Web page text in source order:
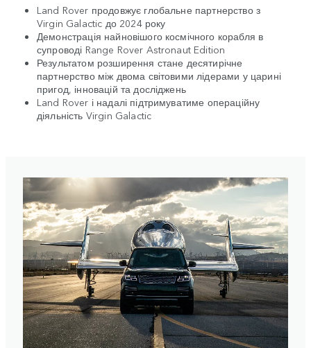
Land Rover продовжує глобальне партнерство з
Virgin Galactic до 2024 року
Демонстрація найновішого космічного корабля в
супроводі Range Rover Astronaut Edition
Результатом розширення стане десятирічне
партнерство між двома світовими лідерами у царині
пригод, інновацій та досліджень
Land Rover і надалі підтримуватиме операційну
діяльність Virgin Galactic